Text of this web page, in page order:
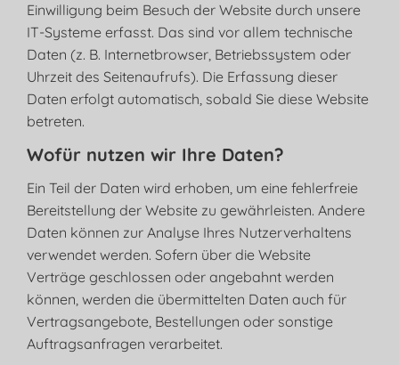
Einwilligung beim Besuch der Website durch unsere
IT-Systeme erfasst. Das sind vor allem technische
Daten (z. B. Internetbrowser, Betriebssystem oder
Uhrzeit des Seitenaufrufs). Die Erfassung dieser
Daten erfolgt automatisch, sobald Sie diese Website
betreten.
Wofür nutzen wir Ihre Daten?
Ein Teil der Daten wird erhoben, um eine fehlerfreie
Bereitstellung der Website zu gewährleisten. Andere
Daten können zur Analyse Ihres Nutzerverhaltens
verwendet werden. Sofern über die Website
Verträge geschlossen oder angebahnt werden
können, werden die übermittelten Daten auch für
Vertragsangebote, Bestellungen oder sonstige
Auftragsanfragen verarbeitet.